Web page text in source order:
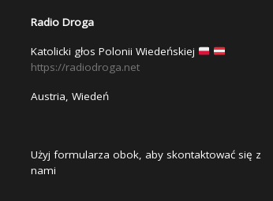
Radio Droga
Katolicki głos Polonii Wiedeńskiej
https://radiodroga.net
Austria, Wiedeń
Użyj formularza obok, aby skontaktować się z
nami